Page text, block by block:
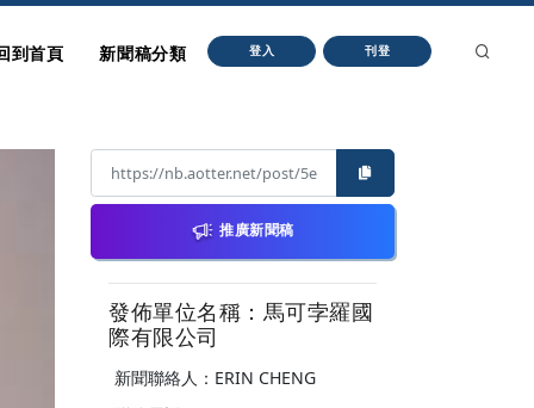
到首頁 新聞稿分類 登入 刊登
推廣新聞稿
發佈單位名稱：馬可孛羅國
際有限公司
新聞聯絡人：ERIN CHENG